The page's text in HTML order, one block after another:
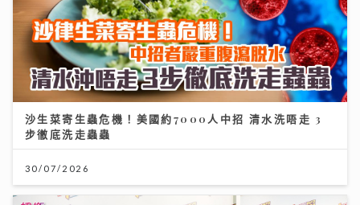
沙生菜寄生蟲危機！美國約7000人中招 清水洗唔走 3
步徹底洗走蟲蟲
30/07/2026